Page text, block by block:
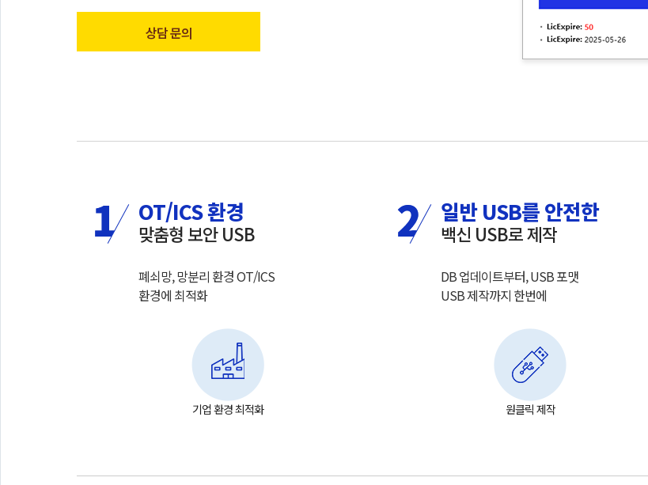
상담 문의
OT/ICS 환경
맞춤형 보안 USB
폐쇠망, 망분리 환경 OT/ICS
환경에 최적화
기업 환경 최적화
일반 USB를 안전한
백신 USB로 제작
DB 업데이트부터, USB 포맷
USB 제작까지 한번에
원클릭 제작